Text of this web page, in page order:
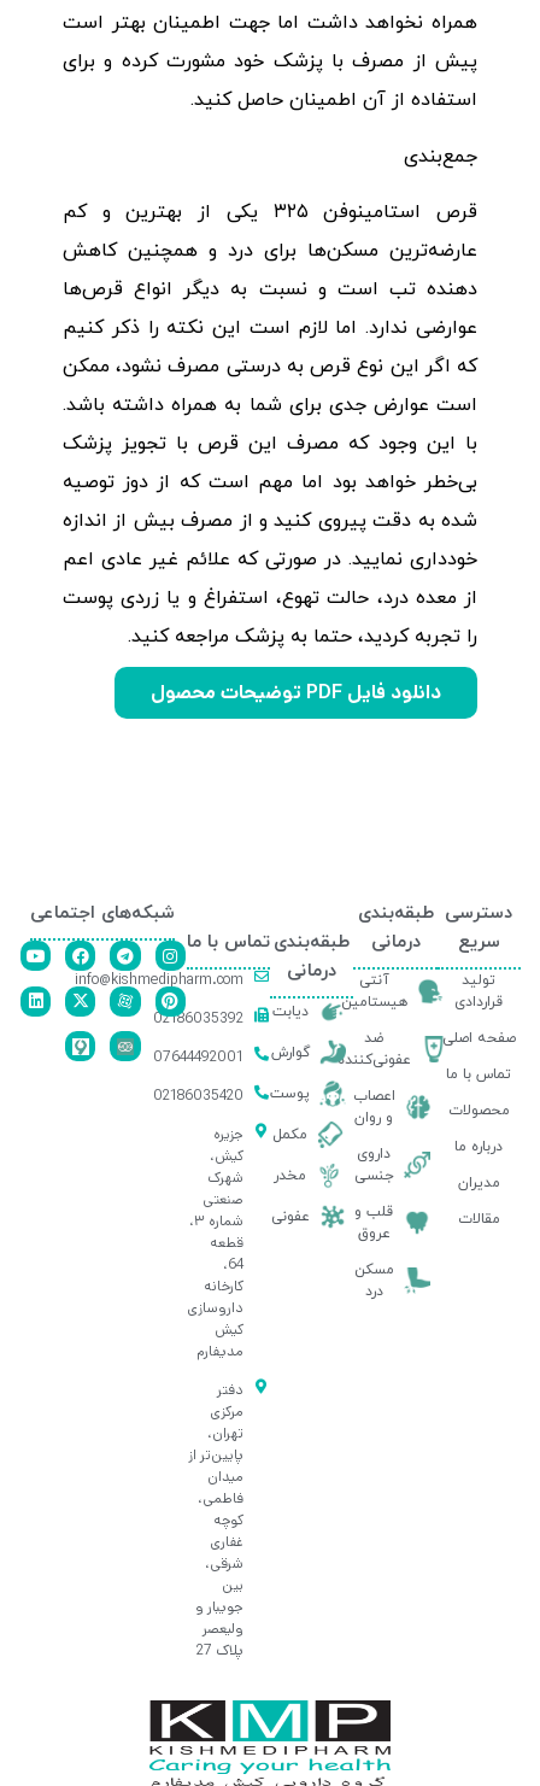
همراه نخواهد داشت اما جهت اطمینان بهتر است
پیش از مصرف با پزشک خود مشورت کرده و برای
استفاده از آن اطمینان حاصل کنید.
جمع‌بندی
قرص استامینوفن ۳۲۵ یکی از بهترین و کم
عارضه‌ترین مسکن‌ها برای درد و همچنین کاهش
دهنده تب است و نسبت به دیگر انواع قرص‌ها
عوارضی ندارد. اما لازم است این نکته را ذکر کنیم
که اگر این نوع قرص به درستی مصرف نشود، ممکن
است عوارض جدی برای شما به همراه داشته باشد.
با این وجود که مصرف این قرص با تجویز پزشک
بی‌خطر خواهد بود اما مهم است که از دوز توصیه
شده به دقت پیروی کنید و از مصرف بیش‌ از اندازه
خودداری نمایید. در صورتی که علائم غیر عادی اعم
از معده درد، حالت تهوع، استفراغ و یا زردی پوست
را تجربه کردید، حتما به پزشک مراجعه کنید.
دانلود فایل PDF توضیحات محصول
دسترسی
سریع
تولید
قراردادی
صفحه اصلی
تماس با ما
محصولات
درباره ما
مدیران
مقالات
طبقه‌بندی
درمانی
آنتی
هیستامین
ضد
عفونی‌کننده
اعصاب
و روان
داروی
جنسی
قلب و
عروق
مسکن
درد
طبقه‌بندی
درمانی
دیابت
گوارش
پوست
مکمل
مخدر
عفونی
تماس با ما
info@kishmedipharm.com
02186035392
07644492001
02186035420
جزیره
کیش،
شهرک
صنعتی
شماره ۳،
قطعه
64،
کارخانه
داروسازی
کیش
مدیفارم
دفتر
مرکزی
تهران،
پایین‌تر از
میدان
فاطمی،
کوچه
غفاری
شرقی،
بین
جویبار و
ولیعصر
پلاک 27
شبکه‌های اجتماعی